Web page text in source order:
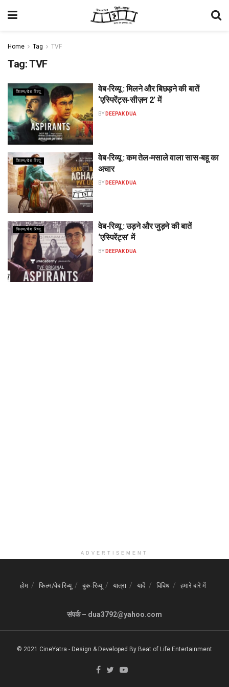
Home Tag TVF
Tag:TVF
फिल्म/वेब रिव्यू
वेब-रिव्यू : मिलने और बिछड़ने की बातें
‘एस्पिरेंट्स-सीज़न 2’ में
BY DEEPAK DUA
फिल्म/वेब रिव्यू
वेब-रिव्यू : कम तेल-मसाले वाला सास-बहू का
अचार
BY DEEPAK DUA
फिल्म/वेब रिव्यू
वेब-रिव्यू : उड़ने और जुड़ने की बातें
‘एस्पिरेंट्स’ में
BY DEEPAK DUA
ADVERTISEMENT
होम फिल्म/वेब रिव्यू बुक-रिव्यू यात्रा यादें विविध हमारे बारे में
संपर्क – dua3792@yahoo.com
© 2021 CineYatra - Design & Developed By Beat of Life Entertainment